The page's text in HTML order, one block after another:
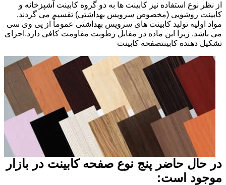
از نظر نوع استفاده نیز کابینت ها به دو گروه کابینت آشپزخانه و
کابینت روشویی (مخصوص سرویس بهداشتی) تقسیم می گردند.
مواد اولیه تولید کابینت های سرویس بهداشتی عموماً از پی وی سی
می باشد. زیرا این ماده در مقابل رطوبت مقاومت کافی دارد.اجزای
تشکیل دهنده کابینتصفحه کابینت
در حال حاضر پنج نوع صفحه کابینت در بازار
موجود است: